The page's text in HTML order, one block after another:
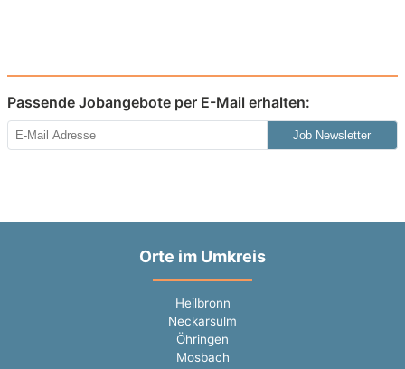
Passende Jobangebote per E-Mail erhalten:
Job Newsletter
Orte im Umkreis
Heilbronn
Neckarsulm
Öhringen
Mosbach